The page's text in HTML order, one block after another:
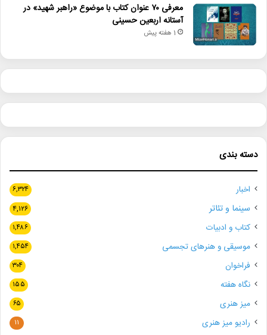
معرفی ۷۰ عنوان کتاب با موضوع «راهبر شهید» در
آستانه اربعین حسینی
1 هفته پیش
دسته بندی
اخبار ۶,۳۲۴
سینما و تئاتر ۴,۱۲۶
کتاب و ادبیات ۱,۴۸۶
موسیقی و هنرهای تجسمی ۱,۴۵۴
فراخوان ۳۰۴
نگاه هفته ۱۵۵
میز هنری ۶۵
رادیو میز هنری ۱۱